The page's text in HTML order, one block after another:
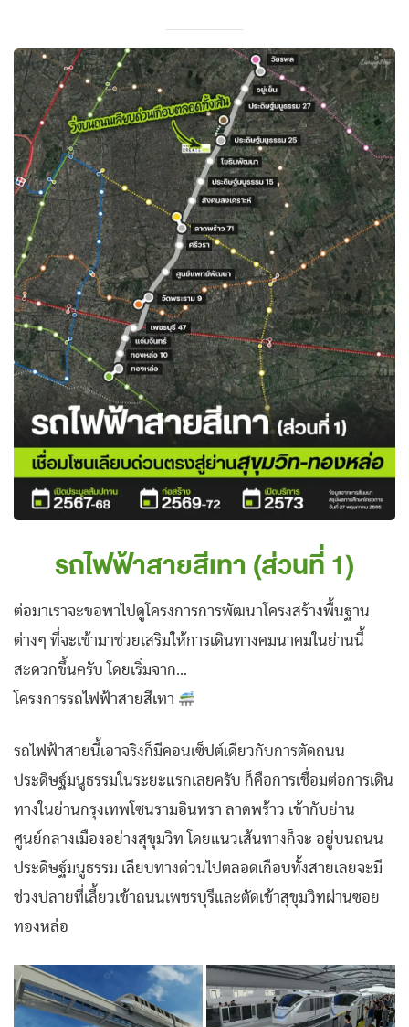
รถไฟฟ้าสายสีเทา (ส่วนที่ 1)
ต่อมาเราจะขอพาไปดูโครงการการพัฒนาโครงสร้างพื้นฐาน
ต่างๆ ที่จะเข้ามาช่วยเสริมให้การเดินทางคมนาคมในย่านนี้
สะดวกขึ้นครับ โดยเริ่มจาก…
โครงการรถไฟฟ้าสายสีเทา
รถไฟฟ้าสายนี้เอาจริงก็มีคอนเซ็ปต์เดียวกับการตัดถนน
ประดิษฐ์มนูธรรมในระยะแรกเลยครับ ก็คือการเชื่อมต่อการเดิน
ทางในย่านกรุงเทพโซนรามอินทรา ลาดพร้าว เข้ากับย่าน
ศูนย์กลางเมืองอย่างสุขุมวิท โดยแนวเส้นทางก็จะ อยู่บนถนน
ประดิษฐ์มนูธรรม เลียบทางด่วนไปตลอดเกือบทั้งสายเลยจะมี
ช่วงปลายที่เลี้ยวเข้าถนนเพชรบุรีและตัดเข้าสุขุมวิทผ่านซอย
ทองหล่อ